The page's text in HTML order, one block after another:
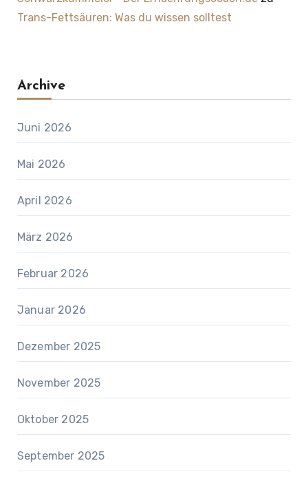
Trans-Fettsäuren: Was du wissen solltest
Archive
Juni 2026
Mai 2026
April 2026
März 2026
Februar 2026
Januar 2026
Dezember 2025
November 2025
Oktober 2025
September 2025